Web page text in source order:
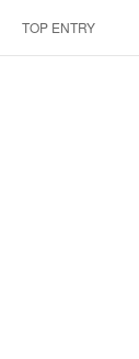
TOP ENTRY